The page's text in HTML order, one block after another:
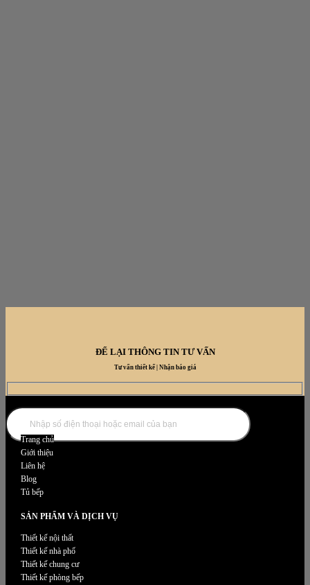
ĐỂ LẠI THÔNG TIN TƯ VẤN
Tư vấn thiết kế | Nhận báo giá
DANH MỤC NỘI THẤT
Trang chủ
Giới thiệu
Liên hệ
Blog
Tủ bếp
SẢN PHẨM VÀ DỊCH VỤ
Thiết kế nội thất
Thiết kế nhà phố
Thiết kế chung cư
Thiết kế phòng bếp